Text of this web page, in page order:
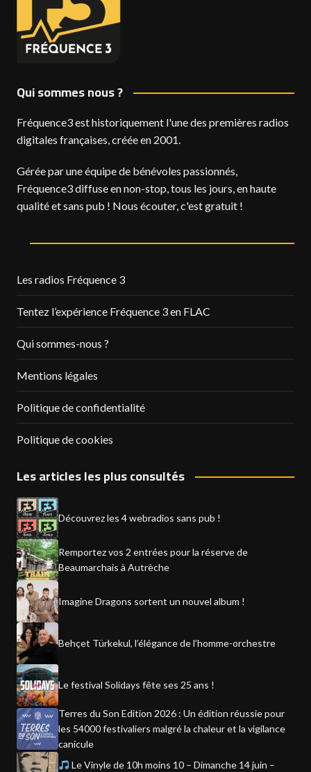
Qui sommes nous ?
Fréquence3 est historiquement l'une des premières radios
digitales françaises, créée en 2001.
Gérée par une équipe de bénévoles passionnés,
Fréquence3 diffuse en non-stop, tous les jours, en haute
qualité et sans pub ! Nous écouter, c'est gratuit !
Les radios Fréquence 3
Tentez l’expérience Fréquence 3 en FLAC
Qui sommes-nous ?
Mentions légales
Politique de confidentialité
Politique de cookies
Les articles les plus consultés
Découvrez les 4 webradios sans pub !
Remportez vos 2 entrées pour la réserve de
Beaumarchais à Autrèche
Imagine Dragons sortent un nouvel album !
Behçet Türkekul, l’élégance de l’homme-orchestre
Le festival Solidays fête ses 25 ans !
Terres du Son Edition 2026 : Un édition réussie pour
les 54000 festivaliers malgré la chaleur et la vigilance
canicule
Le Vinyle de 10h moins 10 – Dimanche 14 juin –